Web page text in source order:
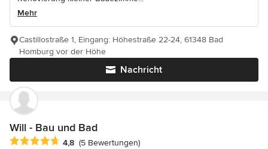
Mehr
Nachricht
Castillostraße 1, Eingang: Höhestraße 22-24, 61348 Bad
Homburg vor der Höhe
Will - Bau und Bad
Durchschnittliche Bewertung: 4.8 von 5 Sternen
4,8 (5 Bewertungen)